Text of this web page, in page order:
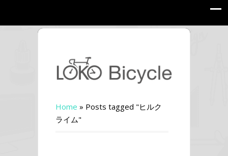
Home » Posts tagged "ヒルク
ライム"